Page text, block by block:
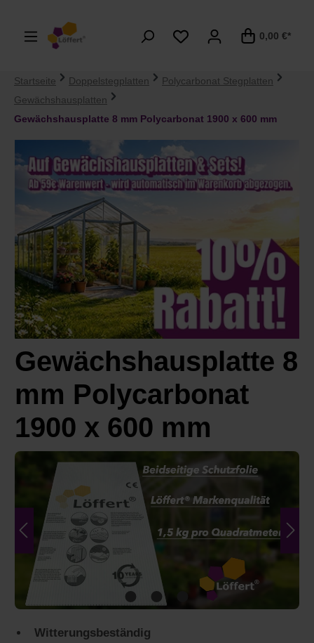
0,00 €*
Startseite Doppelstegplatten
Polycarbonat Stegplatten
Gewächshausplatten
Gewächshausplatte 8 mm Polycarbonat 1900 x 600 mm
Gewächshausplatte 8
mm Polycarbonat
1900 x 600 mm
Bildergalerie überspringen
Witterungsbeständig